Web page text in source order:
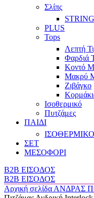
Σλίπς
PLUS
Tops
Λεπτή
Φαρδιά
Κοντό
Μακρύ
Ζιβάγκο
Ισοθερμικό
Πυτζάμες
ΠΑΙΔΙ
ΙΣΟΘΕΡΜΙΚΟ
ΣΕΤ
ΜΕΣΟΦΟΡΙ
B2B ΕΙΣΟΔΟΣ
B2B ΕΙΣΟΔΟΣ
Αρχική σελίδα ΑΝΔΡΑΣ